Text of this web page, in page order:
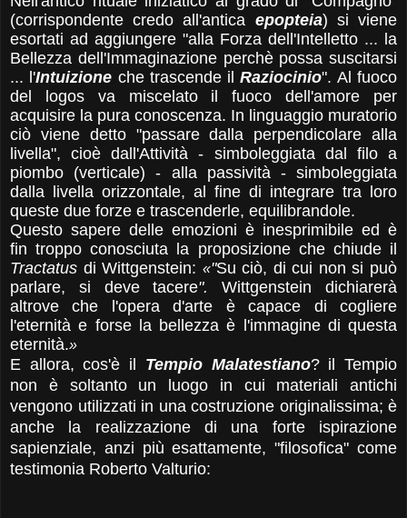
(corrispondente credo all'antica epopteia) si viene
esortati ad aggiungere "alla Forza dell'Intelletto ... la
Bellezza dell'Immaginazione perchè possa suscitarsi
... l'Intuizione che trascende ilRaziocinio". Al fuoco
del logos va miscelato il fuoco dell'amore per
acquisire la pura conoscenza. In linguaggio muratorio
ciò viene detto "passare dalla perpendicolare alla
livella", cioè dall'Attività - simboleggiata dal filo a
piombo (verticale) - alla passività - simboleggiata
dalla livella orizzontale, al fine di integrare tra loro
queste due forze e trascenderle, equilibrandole.
Questo sapere delle emozioni è inesprimibile ed è
fintroppo conosciuta la proposizione che chiude il
Tractatus di Wittgenstein: "Su ciò, di cui non si può
parlare, si deve tacere".Wittgenstein dichiarerà
altrove che l'opera d'arte è capace di cogliere
l'eternità e forse la bellezza è l'immagine di questa
eternità.
E allora, cos'è il Tempio Malatestiano? il Tempio
non è soltanto un luogo in cui materiali antichi
vengono utilizzati in una costruzione originalissima; è
anche la realizzazione di una forte ispirazione
sapienziale, anzi più esattamente, "filosofica" come
testimonia Roberto Valturio: